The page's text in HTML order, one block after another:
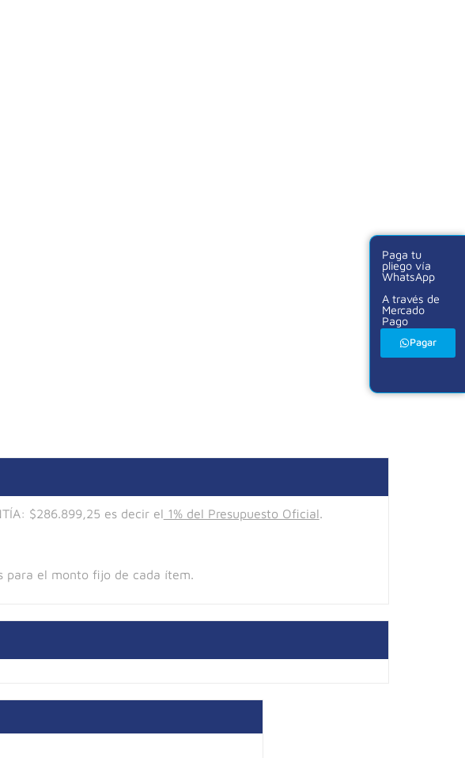
Paga tu
pliego vía
WhatsApp
A través de
Mercado
Pago
Pagar
$286.899,25 es decir el 1% del Presupuesto Oficial.
para el monto fijo de cada ítem.